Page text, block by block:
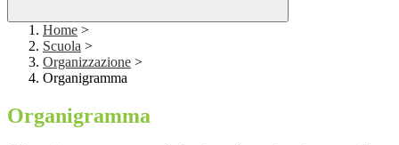
Home >
Scuola >
Organizzazione >
Organigramma
Organigramma